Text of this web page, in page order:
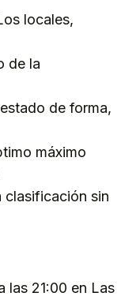
locales,
de la
de forma,
máximo
clasificación sin
las 21:00 en Las